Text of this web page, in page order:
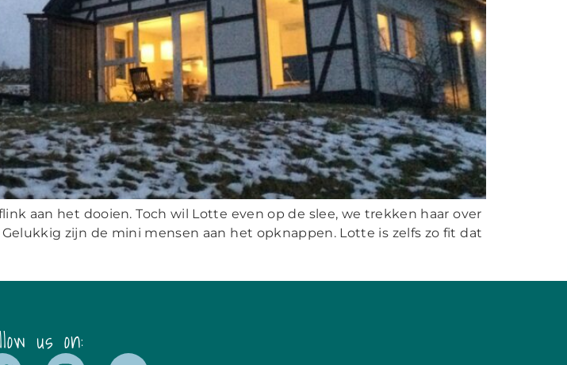
aan het dooien. Toch wil Lotte even op de slee, we trekken haar over
zijn de mini mensen aan het opknappen. Lotte is zelfs zo fit dat
us on: